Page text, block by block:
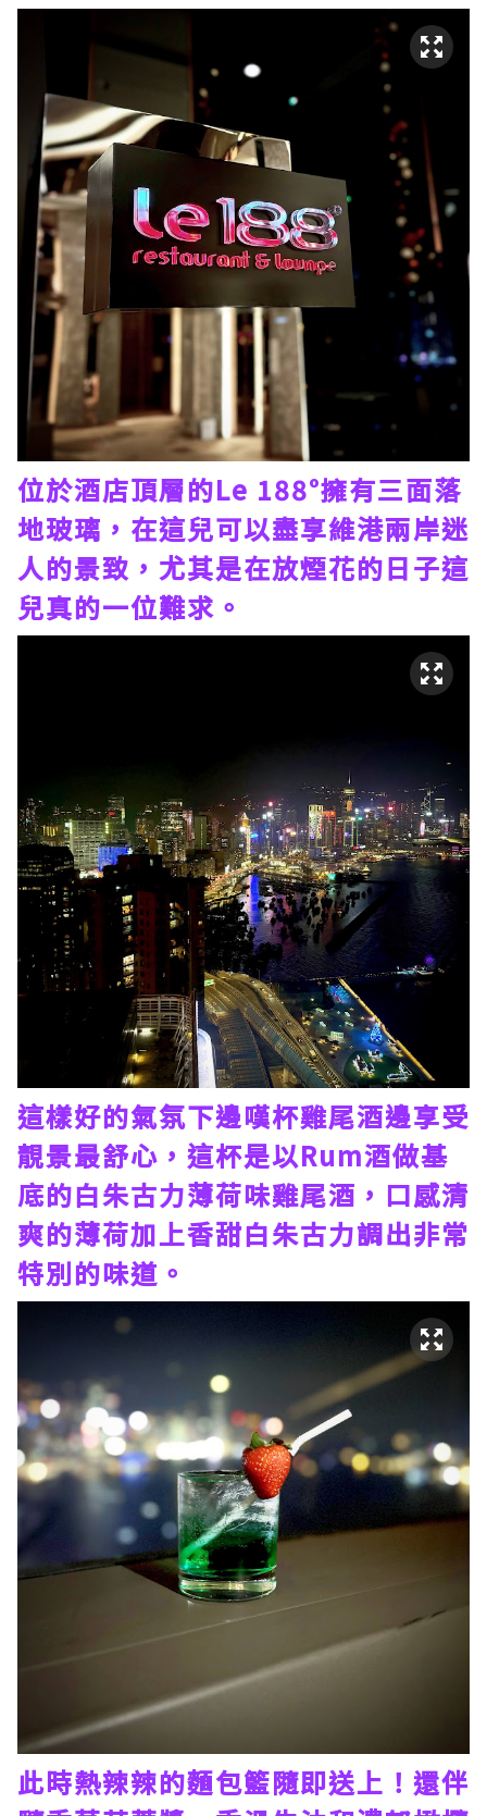
位於酒店頂層的Le 188°擁有三面落
地玻璃，在這兒可以盡享維港兩岸迷
人的景致，尤其是在放煙花的日子這
兒真的一位難求。
這樣好的氣氛下邊嘆杯雞尾酒邊享受
靚景最舒心，這杯是以Rum酒做基
底的白朱古力薄荷味雞尾酒，口感清
爽的薄荷加上香甜白朱古力調出非常
特別的味道。
此時熱辣辣的麵包籃隨即送上！還伴